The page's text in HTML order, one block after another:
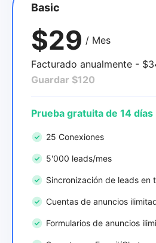
Basic
$29 / Mes
Facturado anualmente -
Guardar $120
Prueba gratuita de 14 días
25 Conexiones
5'000 leads/mes
Sincronización de leads en
Cuentas de anuncios
Formularios de anuncios